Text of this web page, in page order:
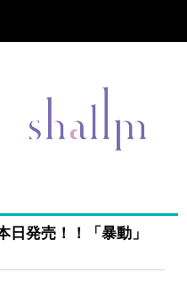
発売！！「暴動」